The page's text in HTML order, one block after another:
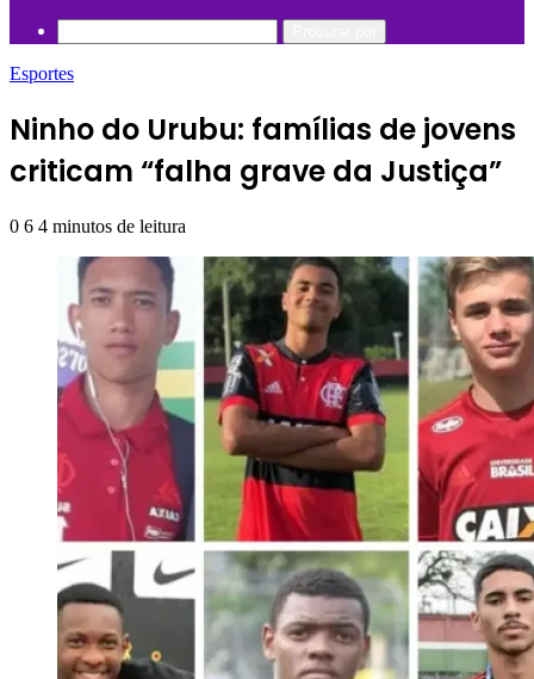
Esportes
Ninho do Urubu: famílias de jovens
criticam “falha grave da Justiça”
0 6 4 minutos de leitura